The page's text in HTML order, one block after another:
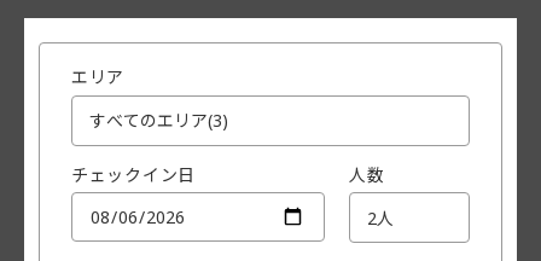
エリア
チェックイン日 人数